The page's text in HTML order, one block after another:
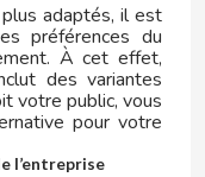
adaptés, il est
préférences du
À cet effet,
des variantes
votre public, vous
pour votre
l’entreprise